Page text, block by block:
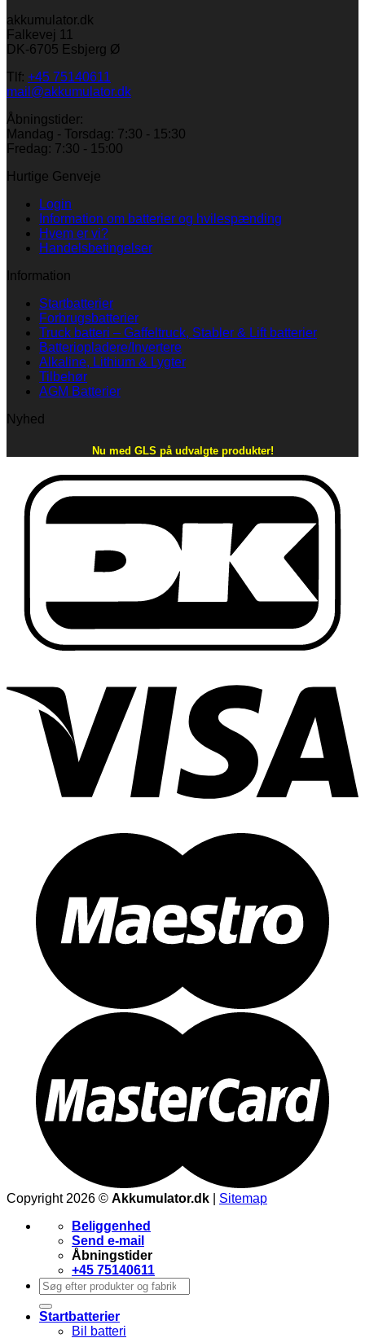
akkumulator.dk
Falkevej 11
DK-6705 Esbjerg Ø
Tlf: +45 75140611
mail@akkumulator.dk
Åbningstider:
Mandag - Torsdag: 7:30 - 15:30
Fredag: 7:30 - 15:00
Hurtige Genveje
Login
Information om batterier og hvilespænding
Hvem er vi?
Handelsbetingelser
Information
Startbatterier
Forbrugsbatterier
Truck batteri – Gaffeltruck, Stabler & Lift batterier
Batteriopladere/Invertere
Alkaline, Lithium & Lygter
Tilbehør
AGM Batterier
Nyhed
Nu med GLS på udvalgte produkter!
Copyright 2026 © Akkumulator.dk
Sitemap
Beliggenhed
Send e-mail
Åbningstider
+45 75140611
Søg
efter:
Startbatterier
Bil batteri